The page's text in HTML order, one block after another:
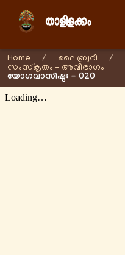
Home / ലൈബ്രറി /
സംസ്കൃതം - അവിഭാഗം
യോഗവാസിഷ്ഠഃ - 020